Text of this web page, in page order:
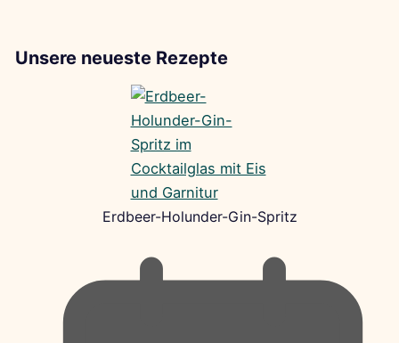
Unsere neueste Rezepte
Erdbeer-Holunder-Gin-Spritz